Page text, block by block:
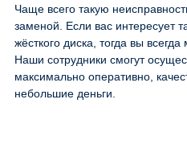
Чаще всего такую
заменой. Если вас интересует
жёсткого диска, тогда вы
Наши сотрудники смогут
максимально оперативно,
небольшие деньги.